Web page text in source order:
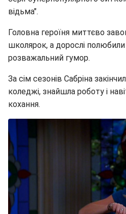
відьма".
Головна героїня миттєво
школярок, а дорослі полюбили
розважальний гумор.
За сім сезонів Сабріна
коледжі, знайшла роботу і
кохання.